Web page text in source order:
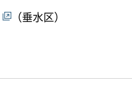
（垂水区）